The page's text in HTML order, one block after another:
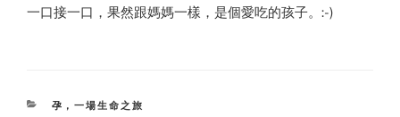
一口接一口，果然跟媽媽一樣，是個愛吃的孩子。:-)
CATEGORIES
孕，一場生命之旅